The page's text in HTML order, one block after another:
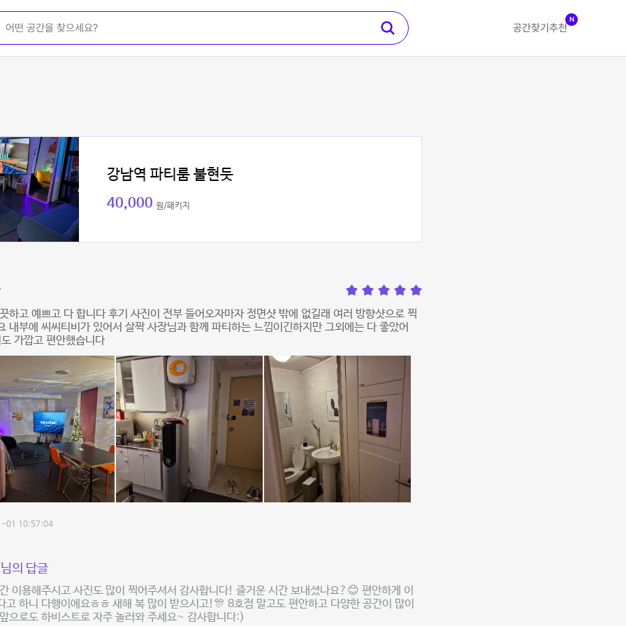
공간찾기 추천
N
강남역 파티룸 불현듯
40,000 원/패키지
하고 예쁘고 다 합니다 후기 사진이 전부 들어오자마자 정면샷 밖에 없길래 여러 방향샷으로 찍
내부에 씨씨티비가 있어서 살짝 사장님과 함께 파티하는 느낌이긴하지만 그외에는 다 좋았어
가깝고 편안했습니다
01 10:57:04
의 답글
이용해주시고 사진도 많이 찍어주셔서 감사합니다! 즐거운 시간 보내셨나요?😊 편안하게 이
고 하니 다행이에요ㅎㅎ 새해 복 많이 받으시고!🎊 8호점 말고도 편안하고 다양한 공간이 많이
으로도 하비스트로 자주 놀러와 주세요~ 감사합니다:)